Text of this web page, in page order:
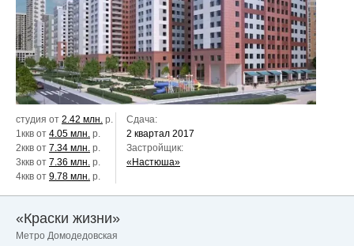
студия от 2.42 млн. р.
1ккв от 4.05 млн. р.
2ккв от 7.34 млн. р.
3ккв от 7.36 млн. р.
4ккв от 9.78 млн. р.
Сдача:
2 квартал 2017
Застройщик:
«Настюша»
«Краски жизни»
Метро Домодедовская